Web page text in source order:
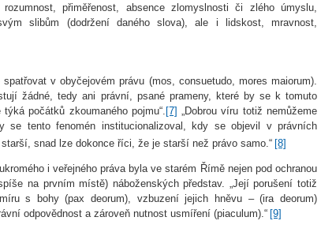
přiměřenost, absence zlomyslnosti či zlého úmyslu,
slibům (dodržení daného slova), ale i lidskost, mravnost,
v obyčejovém právu (mos, consuetudo, mores maiorum).
žádné, tedy ani právní, psané prameny, které by se k tomuto
počátků zkoumaného pojmu“. [7] „Dobrou víru totiž nemůžeme
se tento fenomén institucionalizoval, kdy se objevil v právních
snad lze dokonce říci, že je starší než právo samo.“ [8]
i veřejného práva byla ve starém Římě nejen pod ochranou
na prvním místě) náboženských představ. „Její porušení totiž
s bohy (pax deorum), vzbuzení jejich hněvu – (ira deorum)
odpovědnost a zároveň nutnost usmíření (piaculum).“ [9]